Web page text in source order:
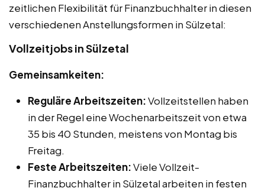
zeitlichen Flexibilität für Finanzbuchhalter in diesen
verschiedenen Anstellungsformen in Sülzetal:
Vollzeitjobs in Sülzetal
Gemeinsamkeiten:
Reguläre Arbeitszeiten:Vollzeitstellen haben
in der Regel eine Wochenarbeitszeit von etwa
35 bis 40 Stunden, meistens von Montag bis
Freitag.
Feste Arbeitszeiten:Viele Vollzeit-
Finanzbuchhalter in Sülzetal arbeiten in festen